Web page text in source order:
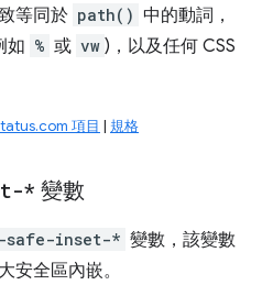
等同於 path() 中的動詞，
如 % 或 vw )，以及任何 CSS
項目 | 規格
* 變數
safe-inset-* 變數，該變數
安全區內嵌。